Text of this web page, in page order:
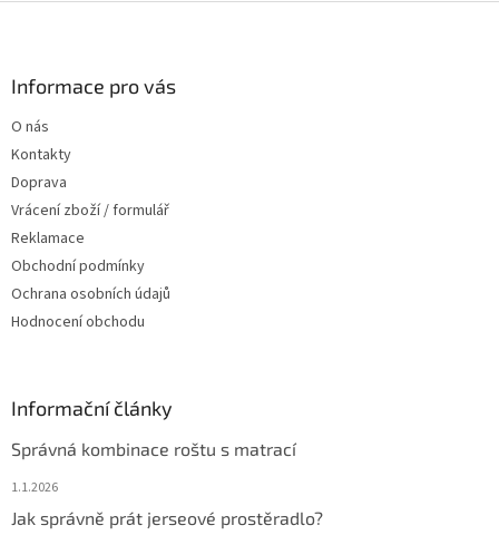
Informace pro vás
O nás
Kontakty
Doprava
Vrácení zboží / formulář
Reklamace
Obchodní podmínky
Ochrana osobních údajů
Hodnocení obchodu
Informační články
Správná kombinace roštu s matrací
1.1.2026
Jak správně prát jerseové prostěradlo?